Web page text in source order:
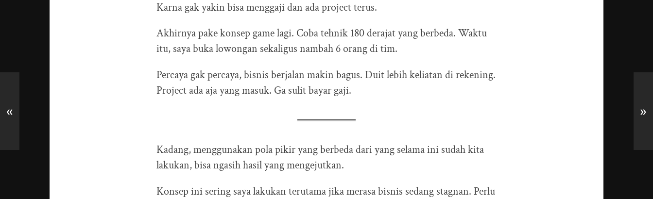
Karna gak yakin bisa menggaji dan ada project terus.
Akhirnya pake konsep game lagi. Coba tehnik 180 derajat yang berbeda. Waktu
itu, saya buka lowongan sekaligus nambah 6 orang di tim.
Percaya gak percaya, bisnis berjalan makin bagus. Duit lebih keliatan di rekening.
Project ada aja yang masuk. Ga sulit bayar gaji.
Kadang, menggunakan pola pikir yang berbeda dari yang selama ini sudah kita
lakukan, bisa ngasih hasil yang mengejutkan.
Konsep ini sering saya lakukan terutama jika merasa bisnis sedang stagnan. Perlu
« »